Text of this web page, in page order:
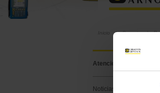
Inicio Soporte
Atención soporte
Noticias